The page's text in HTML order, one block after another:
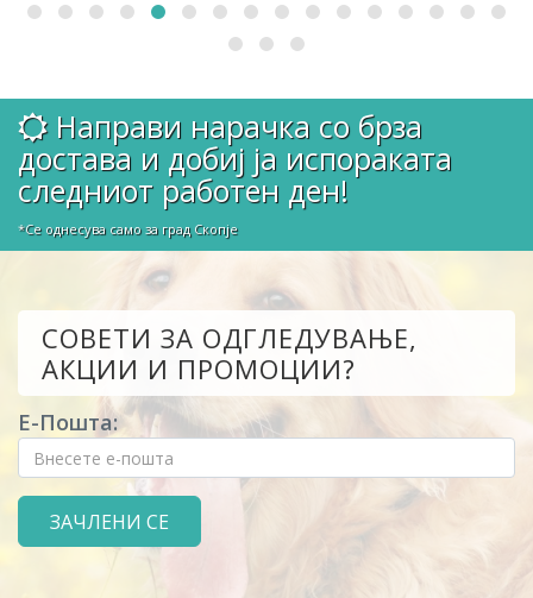
Направи нарачка со брза
достава и добиј ја испораката
следниот работен ден!
*Се однесува само за град Скопје
СОВЕТИ ЗА ОДГЛЕДУВАЊЕ,
АКЦИИ И ПРОМОЦИИ?
Е-Пошта: